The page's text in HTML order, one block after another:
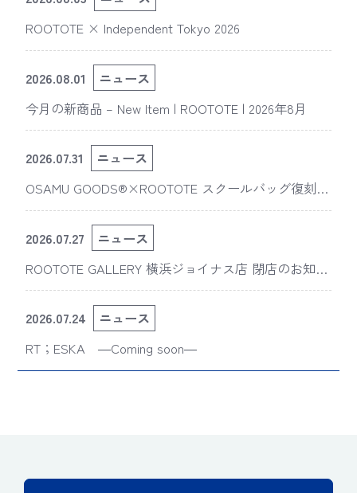
ROOTOTE × Independent Tokyo 2026
2026.08.01
ニュース
今月の新商品 – New Item | ROOTOTE | 2026年8月
2026.07.31
ニュース
OSAMU GOODS®×ROOTOTE スクールバッグ復刻
版“スライスドアイ”の新デザインが「The 50th Annive
rsary OSAMU GOODS展」に登場
2026.07.27
ニュース
ROOTOTE GALLERY 横浜ジョイナス店 閉店のお知ら
せ
2026.07.24
ニュース
RT；ESKA ―Coming soon―